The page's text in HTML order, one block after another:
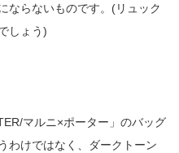
ならないものです。(リュック
しょう)
マルニ×ポーター」のバッグ
わけではなく、ダークトーン